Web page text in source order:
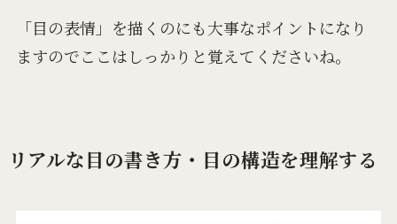
「目の表情」を描くのにも大事なポイントになり
ますのでここはしっかりと覚えてくださいね。
リアルな目の書き方・目の構造を理解する